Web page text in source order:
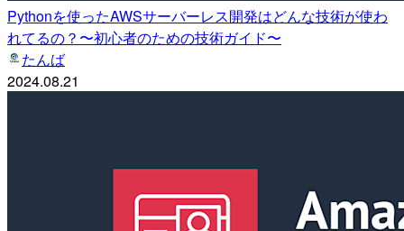
Pythonを使ったAWSサーバーレス開発はどんな技術が使わ
れてるの？〜初心者のための技術ガイド〜
たんば
2024.08.21